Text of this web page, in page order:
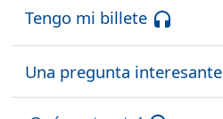
Tengo mi billete headset
Una pregunta interesante